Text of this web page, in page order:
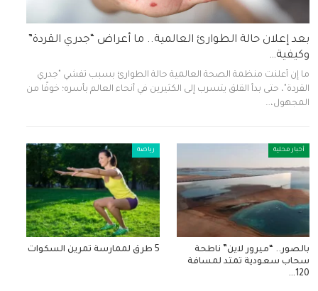
بعد إعلان حالة الطوارئ العالمية.. ما أعراض “جدري القردة”
وكيفية…
ما إن أعلنت منظمة الصحة العالمية حالة الطوارئ بسبب تفشي "جدري
القردة"، حتى بدأ القلق يتسرب إلى الكثيرين في أنحاء العالم بأسره؛ خوفًا من
المجهول،…
أخبار محلية
بالصور.. “ميرور لاين” ناطحة
سحاب سعودية تمتد لمسافة
120…
رياضة
5 طرق لممارسة تمرين السكوات